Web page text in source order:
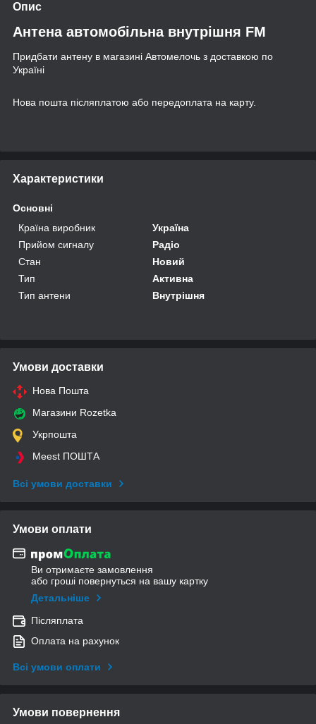
Опис
Антена автомобільна внутрішня FM
Придбати антену в магазині Автомелочь з доставкою по
Україні
Нова пошта післяплатою або передоплата на карту.
Характеристики
Основні
Країна виробник
Україна
Прийом сигналу
Радіо
Стан
Новий
Тип
Активна
Тип антени
Внутрішня
Умови доставки
Нова Пошта
Магазини Rozetka
Укрпошта
Meest ПОШТА
Всі умови доставки
Умови оплати
Ви отримаєте замовлення
або гроші повернуться на вашу картку
Детальніше
Післяплата
Оплата на рахунок
Всі умови оплати
Умови повернення